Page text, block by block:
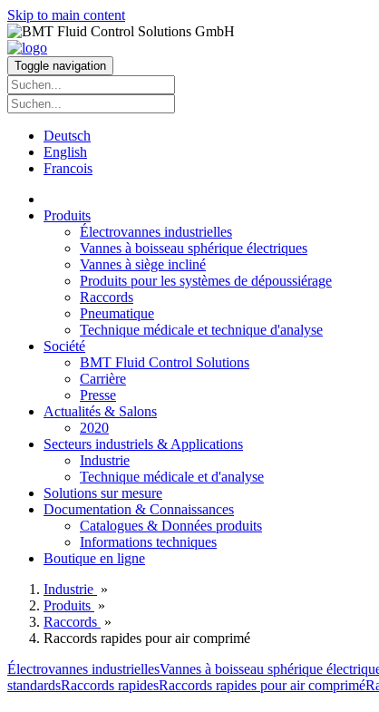
Skip to main content
Toggle navigation
Deutsch
English
Francois
Produits
Électrovannes industrielles
Vannes à boisseau sphérique électriques
Vannes à siège incliné
Produits pour les systèmes de dépoussiérage
Raccords
Pneumatique
Technique médicale et technique d'analyse
Société
BMT Fluid Control Solutions
Carrière
Presse
Actualités & Salons
2020
Secteurs industriels & Applications
Industrie
Technique médicale et d'analyse
Solutions sur mesure
Documentation & Connaissances
Catalogues & Données produits
Informations techniques
Boutique en ligne
Industrie »
Produits »
Raccords »
Raccords rapides pour air comprimé
Électrovannes industriellesVannes à boisseau sphérique
standardsRaccords rapidesRaccords rapides pour air comprimé